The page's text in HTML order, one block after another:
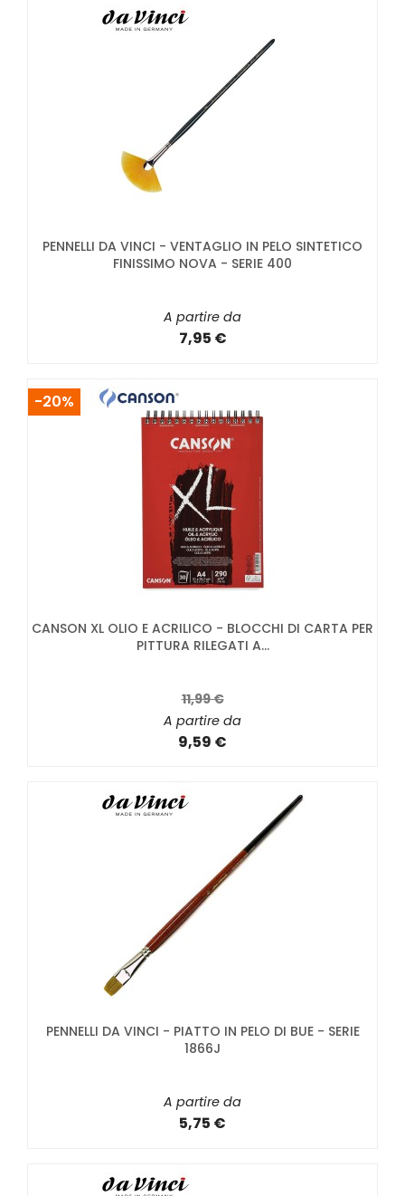
PENNELLI DA VINCI - VENTAGLIO IN PELO SINTETICO
FINISSIMO NOVA - SERIE 400
A partire da
7,95 €
CANSON XL OLIO E ACRILICO - BLOCCHI DI CARTA PER
PITTURA RILEGATI A...
11,99 €
A partire da
9,59 €
-20%
PENNELLI DA VINCI - PIATTO IN PELO DI BUE - SERIE
1866J
A partire da
5,75 €